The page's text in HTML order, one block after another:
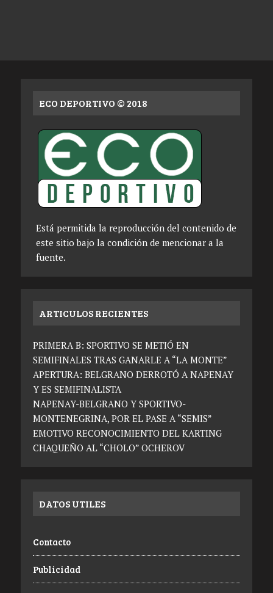
ECO DEPORTIVO © 2018
Está permitida la reproducción del contenido de
este sitio bajo la condición de mencionar a la
fuente.
ARTICULOS RECIENTES
PRIMERA B: SPORTIVO SE METIÓ EN
SEMIFINALES TRAS GANARLE A “LA MONTE”
APERTURA: BELGRANO DERROTÓ A NAPENAY
Y ES SEMIFINALISTA
NAPENAY-BELGRANO Y SPORTIVO-
MONTENEGRINA, POR EL PASE A “SEMIS”
EMOTIVO RECONOCIMIENTO DEL KARTING
CHAQUEÑO AL “CHOLO” OCHEROV
DATOS UTILES
Contacto
Publicidad